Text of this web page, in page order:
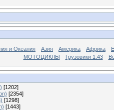
и Океания Азия Америка Африка
МОТОЦИКЛЫ
Грузовики 1:43
[1202]
[2354]
[1298]
[1443]